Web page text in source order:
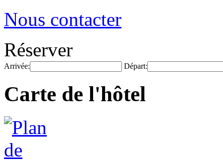
Nous contacter
Réserver
Arrivée: Départ:
Carte de l'hôtel